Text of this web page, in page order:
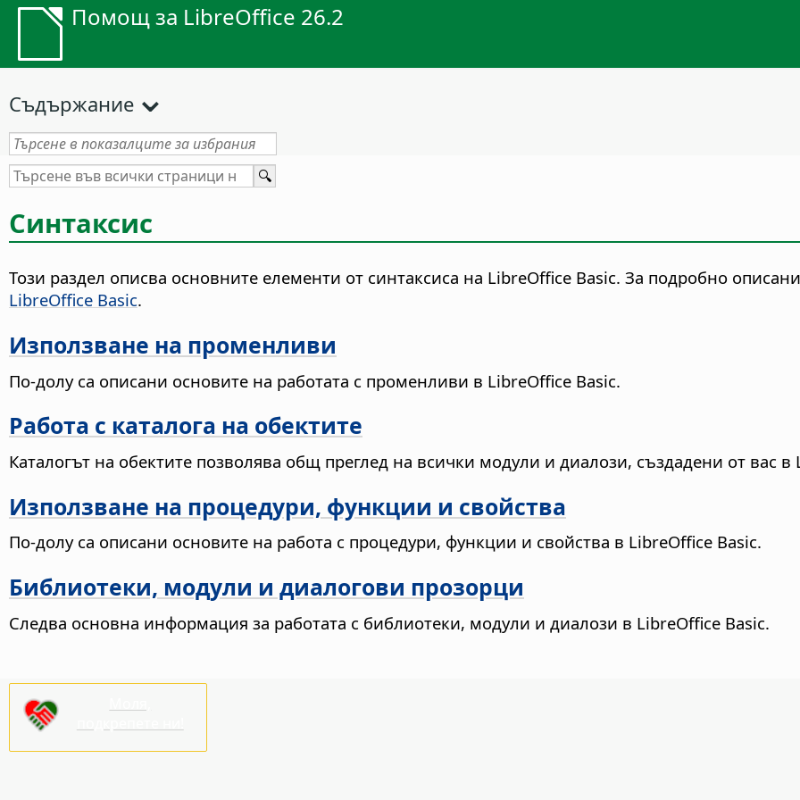
Помощ за LibreOffice 26.2
Съдържание
Синтаксис
Този раздел описва основните елементи от синтаксиса на LibreOffice Basic. За подробно
LibreOffice Basic.
Използване на променливи
По-долу са описани основите на работата с променливи в LibreOffice Basic.
Работа с каталога на обектите
Каталогът на обектите позволява общ преглед на всички модули и диалози, създадени от вас в
Използване на процедури, функции и свойства
По-долу са описани основите на работа с процедури, функции и свойства в LibreOffice Basic.
Библиотеки, модули и диалогови прозорци
Следва основна информация за работата с библиотеки, модули и диалози в LibreOffice Basic.